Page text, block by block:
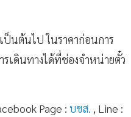
ป็นต้นไป ในราคาก่อนการ
เดินทางได้ที่ช่องจำหน่ายตั๋ว
Page : บขส. , Line :